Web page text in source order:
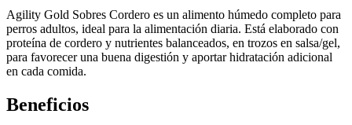
Agility Gold Sobres Cordero es un alimento húmedo completo para
perros adultos, ideal para la alimentación diaria. Está elaborado con
proteína de cordero y nutrientes balanceados, en trozos en salsa/gel,
para favorecer una buena digestión y aportar hidratación adicional
en cada comida.
Beneficios